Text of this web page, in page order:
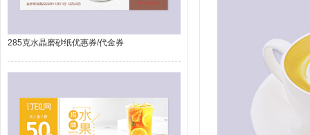
285克水晶磨砂纸优惠券/代金券